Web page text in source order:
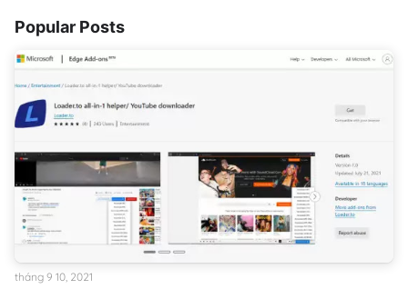
Popular Posts
tháng 9 10, 2021